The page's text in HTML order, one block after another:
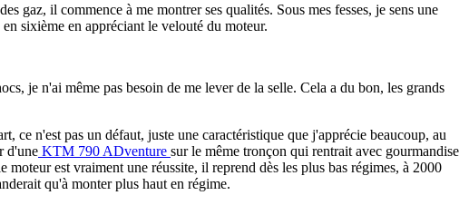
gaz, il commence à me montrer ses qualités. Sous mes fesses, je sens une
sixième en appréciant le velouté du moteur.
je n'ai même pas besoin de me lever de la selle. Cela a du bon, les grands
ce n'est pas un défaut, juste une caractéristique que j'apprécie beaucoup, au
d'une KTM 790 ADventure sur le même tronçon qui rentrait avec gourmandise
est vraiment une réussite, il reprend dès les plus bas régimes, à 2000
qu'à monter plus haut en régime.